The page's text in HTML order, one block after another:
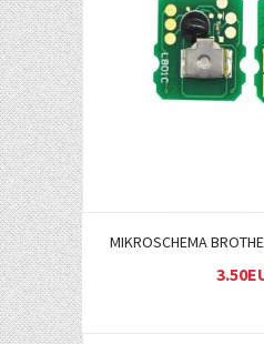
Į
MIKROSCHEMA